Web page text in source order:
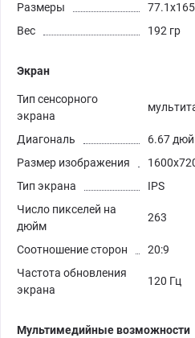
Размеры
Вес
192 гр
Экран
Тип сенсорного
экрана
Диагональ
6.67
Размер изображения
Тип экрана
IPS
Число пикселей на
дюйм
263
Соотношение сторон
20:9
Частота обновления
экрана
120 Гц
Мультимедийные возможности